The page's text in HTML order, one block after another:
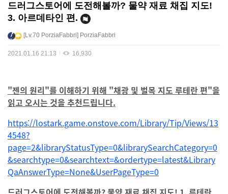
드러그스토어에 도전해볼까? 물약 재료 채집 지도!
3. 아르데타인 편.
Lv.70 PorziaFabbri PorziaFabbri
2021.01.16 21:13 16,930
"젠의 원리"를 이해하기 위해 "채광 및 벌목 지도 루테란 편"을
읽고 오시는 것을 추천드립니다.
https://lostark.game.onstove.com/Library/Tip/Views/13
4548?
page=2&libraryStatusType=0&librarySearchCategory=0
&searchtype=0&searchtext=&ordertype=latest&Library
QaAnswerType=None&UserPageType=0